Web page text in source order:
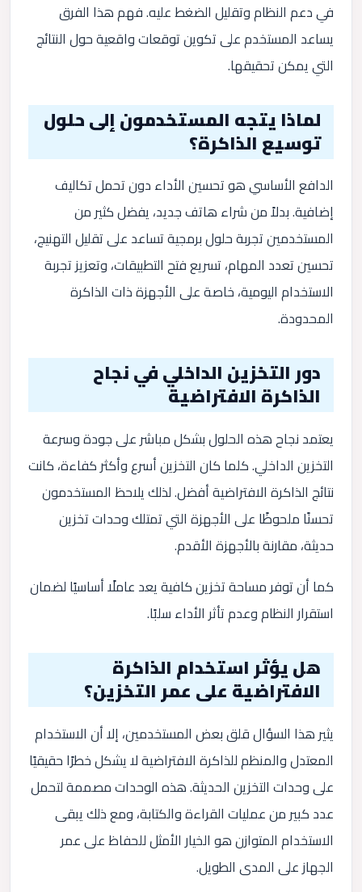
في دعم النظام وتقليل الضغط عليه. فهم هذا الفرق
يساعد المستخدم على تكوين توقعات واقعية حول النتائج
التي يمكن تحقيقها.
لماذا يتجه المستخدمون إلى حلول
توسيع الذاكرة؟
الدافع الأساسي هو تحسين الأداء دون تحمل تكاليف
إضافية. بدلاً من شراء هاتف جديد، يفضل كثير من
المستخدمين تجربة حلول برمجية تساعد على تقليل التهنيج،
تحسين تعدد المهام، تسريع فتح التطبيقات، وتعزيز تجربة
الاستخدام اليومية، خاصة على الأجهزة ذات الذاكرة
المحدودة.
دور التخزين الداخلي في نجاح
الذاكرة الافتراضية
يعتمد نجاح هذه الحلول بشكل مباشر على جودة وسرعة
التخزين الداخلي. كلما كان التخزين أسرع وأكثر كفاءة، كانت
نتائج الذاكرة الافتراضية أفضل. لذلك يلاحظ المستخدمون
تحسنًا ملحوظًا على الأجهزة التي تمتلك وحدات تخزين
حديثة، مقارنة بالأجهزة الأقدم.
كما أن توفر مساحة تخزين كافية يعد عاملًا أساسيًا لضمان
استقرار النظام وعدم تأثر الأداء سلبًا.
هل يؤثر استخدام الذاكرة
الافتراضية على عمر التخزين؟
يثير هذا السؤال قلق بعض المستخدمين، إلا أن الاستخدام
المعتدل والمنظم للذاكرة الافتراضية لا يشكل خطرًا حقيقيًا
على وحدات التخزين الحديثة. هذه الوحدات مصممة لتحمل
عدد كبير من عمليات القراءة والكتابة، ومع ذلك يبقى
الاستخدام المتوازن هو الخيار الأمثل للحفاظ على عمر
الجهاز على المدى الطويل.